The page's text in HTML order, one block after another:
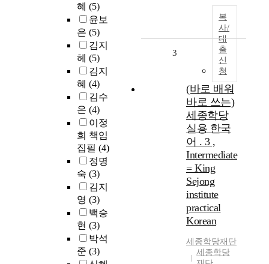
혜 (5)
윤보
은 (5)
김지
헤 (5)
김지
혜 (4)
김수
은 (4)
이정
희 책임
집필 (4)
정명
숙 (3)
김지
영 (3)
백승
현 (3)
박석
준 (3)
복
사/
대
출
신
청
3
(바로 배워
바로 쓰는)
세종학당
실용 한국
어 . 3 ,
Intermediate
= King
Sejong
institute
practical
Korean
세종학당재단
세종학당